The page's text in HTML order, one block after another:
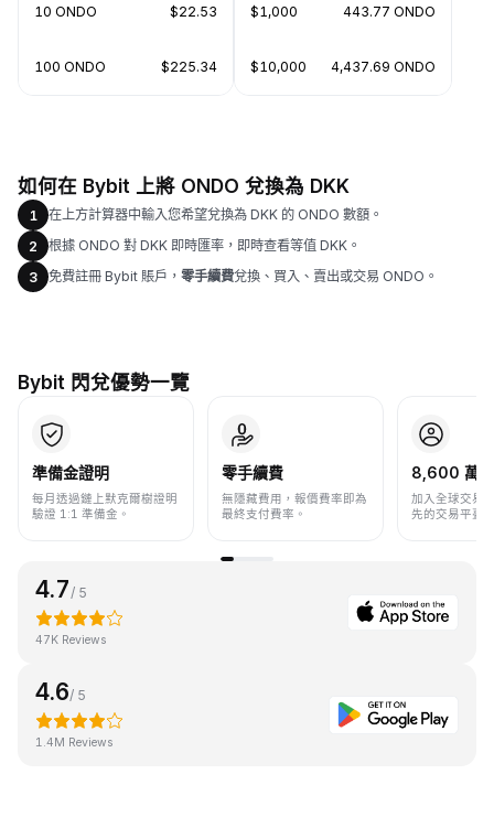
10 ONDO $22.53
100 ONDO $225.34
$1,000 443.77 ONDO
$10,000 4,437.69 ONDO
如何在 Bybit 上將 ONDO 兌換為 DKK
1
在上方計算器中輸入您希望兌換為 DKK 的 ONDO 數額。
2
根據 ONDO 對 DKK 即時匯率，即時查看等值 DKK。
3
免費註冊 Bybit 賬戶， 零手續費兌換、買入、賣出或交易 ONDO。
Bybit 閃兌優勢一覽
準備金證明
每月透過鏈上默克爾樹證明
驗證 1:1 準備金。
零手續費
無隱藏費用，報價費率即為
最終支付費率。
8,600 萬+
加入全球交易
先的交易平臺
4.7/ 5
47K Reviews
4.6/ 5
1.4M Reviews